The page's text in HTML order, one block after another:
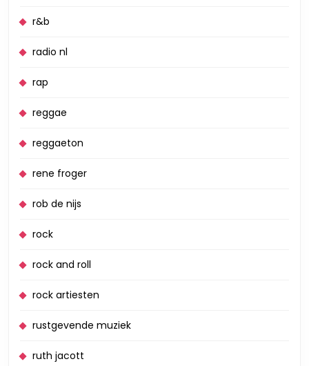
r&b
radio nl
rap
reggae
reggaeton
rene froger
rob de nijs
rock
rock and roll
rock artiesten
rustgevende muziek
ruth jacott